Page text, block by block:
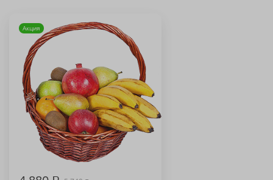
Акция